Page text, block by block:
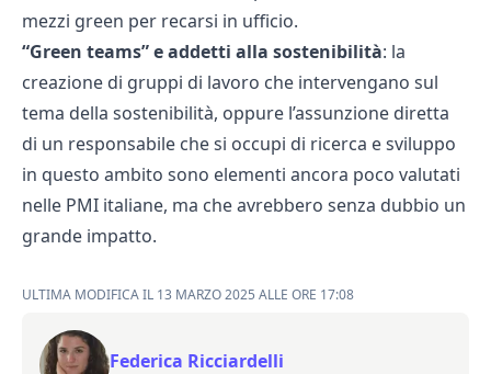
mezzi green per recarsi in ufficio.
“Green teams” e addetti alla sostenibilità: la
creazione di gruppi di lavoro che intervengano sul
tema della sostenibilità, oppure l’assunzione diretta
di un responsabile che si occupi di ricerca e sviluppo
in questo ambito sono elementi ancora poco valutati
nelle PMI italiane, ma che avrebbero senza dubbio un
grande impatto.
ULTIMA MODIFICA IL 13 MARZO 2025 ALLE ORE 17:08
Federica Ricciardelli